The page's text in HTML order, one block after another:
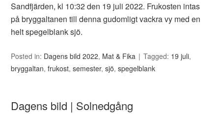
Sandfjärden, kl 10:32 den 19 juli 2022. Frukosten intas
på bryggaltanen till denna gudomligt vackra vy med en
helt spegelblank sjö.
Posted in: Dagens bild 2022, Mat & Fika Tagged: 19 juli,
bryggaltan,frukost,semester,sjö,spegelblank
Dagens bild | Solnedgång